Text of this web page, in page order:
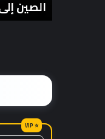
انتظار
مع
في
الصين
إلى
موطنها
الصين